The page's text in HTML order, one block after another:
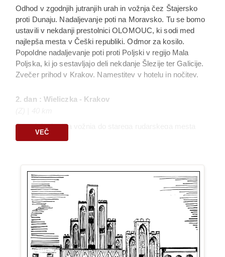
Odhod v zgodnjih jutranjih urah in vožnja čez Štajersko
proti Dunaju. Nadaljevanje poti na Moravsko. Tu se bomo
ustavili v nekdanji prestolnici OLOMOUC, ki sodi med
najlepša mesta v Češki republiki. Odmor za kosilo.
Popoldne nadaljevanje poti proti Poljski v regijo Mala
Poljska, ki jo sestavljajo deli nekdanje Šlezije ter Galicije.
Zvečer prihod v Krakov. Namestitev v hotelu in nočitev.
2. dan : Wieliczka - Krakov
Po zajtrku krajša vožnja do starega rudarskega mesta
WIELICZKA in spust v rudnik soli. Le-ta je do leta 2007, ko
najstarejših. Navdušile nas bodo številne sobane z
domiselnimi solnimi skulpturami. Opoldne vrnitev v
KRAKOV. V starem mestnem jedru se bomo najprej
ustavili pri Collegium Maius in spoznali zgodovino
Jagelonske univerze, ki je ena najstarejših v tem delu
Evrope. Po odmoru za kosilo bomo na glavnem trgu
vstopili v Marijino cerkev, ki se ponaša z izjemnim
oltarjem, ki ga je izrezljal Veit Stoss. Sredi trga stoji
VEČ